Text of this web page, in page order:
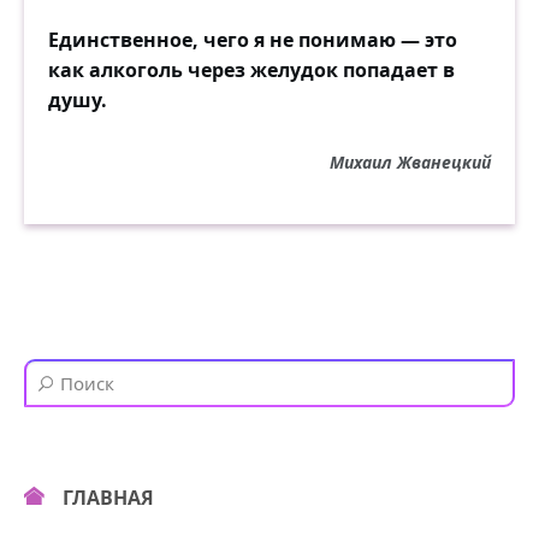
Единственное, чего я не понимаю — это
как алкоголь через желудок попадает в
душу.
Михаил Жванецкий
ГЛАВНАЯ